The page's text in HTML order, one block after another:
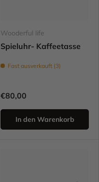
Wooderful life
Spieluhr- Kaffeetasse
Fast ausverkauft (3)
€80,00
In den Warenkorb